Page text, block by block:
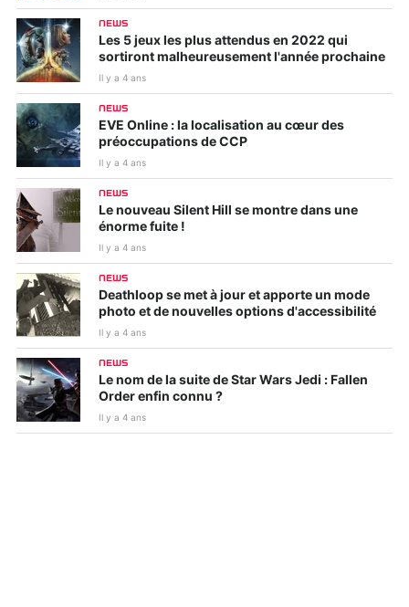
NEWS
Les 5 jeux les plus attendus en 2022 qui
sortiront malheureusement l'année prochaine
Il y a 4 ans
NEWS
EVE Online : la localisation au cœur des
préoccupations de CCP
Il y a 4 ans
NEWS
Le nouveau Silent Hill se montre dans une
énorme fuite !
Il y a 4 ans
NEWS
Deathloop se met à jour et apporte un mode
photo et de nouvelles options d'accessibilité
Il y a 4 ans
NEWS
Le nom de la suite de Star Wars Jedi : Fallen
Order enfin connu ?
Il y a 4 ans